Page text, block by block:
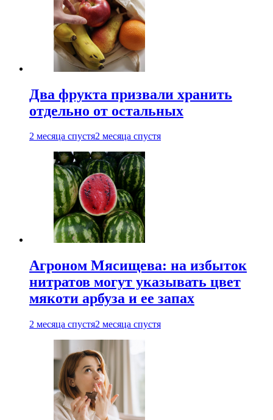
Два фрукта призвали хранить
отдельно от остальных
2 месяца спустя2 месяца спустя
Агроном Мясищева: на избыток
нитратов могут указывать цвет
мякоти арбуза и ее запах
2 месяца спустя2 месяца спустя